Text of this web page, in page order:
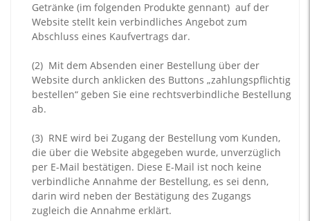
Getränke (im folgenden Produkte gennant) auf der
Website stellt kein verbindliches Angebot zum
Abschluss eines Kaufvertrags dar.
(2) Mit dem Absenden einer Bestellung über der
Website durch anklicken des Buttons „zahlungspflichtig
bestellen“ geben Sie eine rechtsverbindliche Bestellung
ab.
(3) RNE wird bei Zugang der Bestellung vom Kunden,
die über die Website abgegeben wurde, unverzüglich
per E-Mail bestätigen. Diese E-Mail ist noch keine
verbindliche Annahme der Bestellung, es sei denn,
darin wird neben der Bestätigung des Zugangs
zugleich die Annahme erklärt.